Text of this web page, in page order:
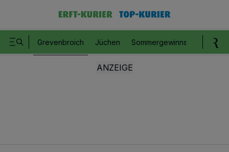
Grevenbroich Jüchen Sommergewinnspiel